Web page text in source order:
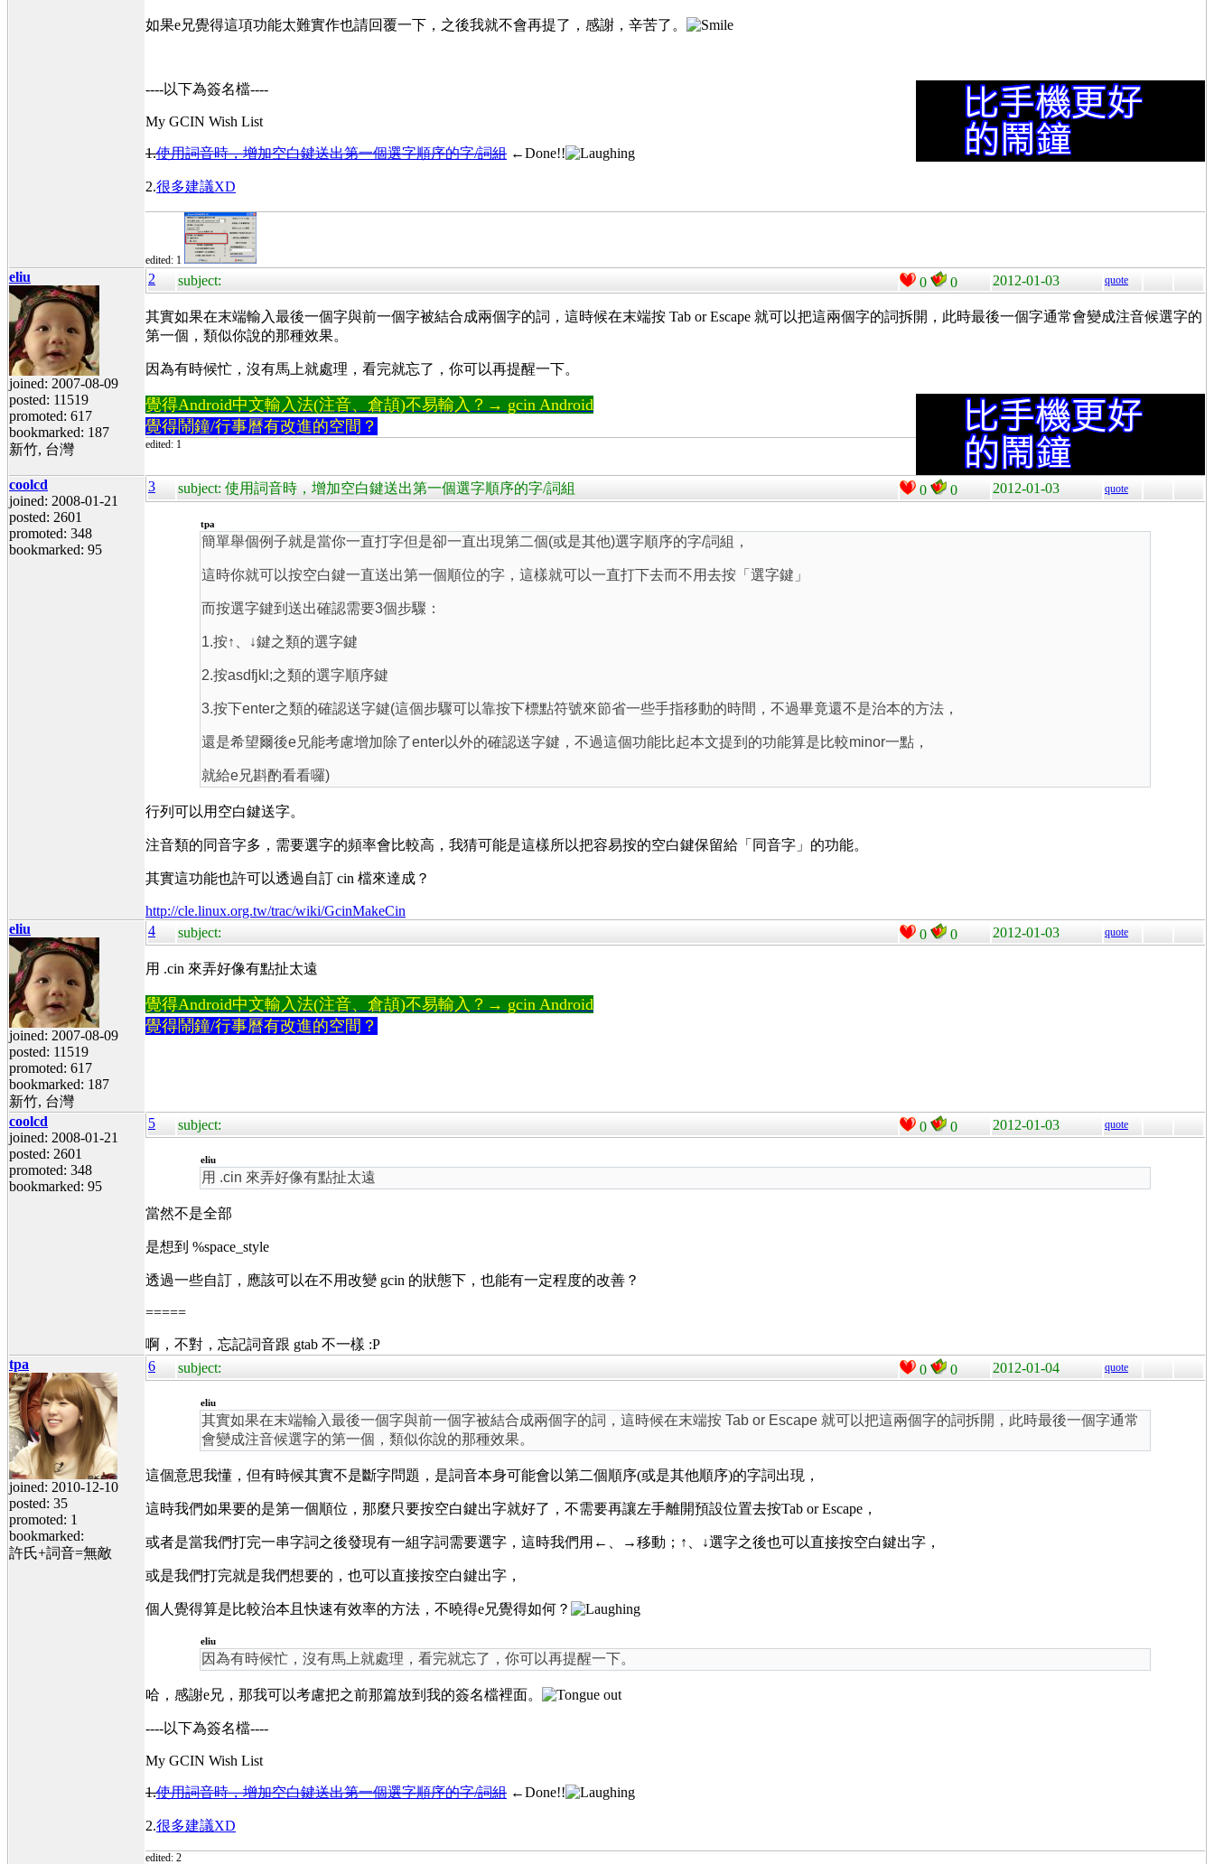
如果e兄覺得這項功能太難實作也請回覆一下，之後我就不會再提了，感謝，辛苦了。
----以下為簽名檔----
My GCIN Wish List
1.使用詞音時，增加空白鍵送出第一個選字順序的字/詞組 ←Done!!
2.很多建議XD
edited: 1
eliu
joined: 2007-08-09
posted: 11519
promoted: 617
bookmarked: 187
新竹, 台灣
2 subject: 0 0 2012-01-03 quote
其實如果在末端輸入最後一個字與前一個字被結合成兩個字的詞，這時候在末端按 Tab or Escape 就可以把這兩個字的詞拆開，此時最後一個字通常會變成注音候選字的
第一個，類似你說的那種效果。
因為有時候忙，沒有馬上就處理，看完就忘了，你可以再提醒一下。
覺得Android中文輸入法(注音、倉頡)不易輸入？→ gcin Android
覺得鬧鐘/行事曆有改進的空間？
edited: 1
coolcd
joined: 2008-01-21
posted: 2601
promoted: 348
bookmarked: 95
3 subject: 使用詞音時，增加空白鍵送出第一個選字順序的字/詞組 0 0 2012-01-03 quote
tpa
簡單舉個例子就是當你一直打字但是卻一直出現第二個(或是其他)選字順序的字/詞組，
這時你就可以按空白鍵一直送出第一個順位的字，這樣就可以一直打下去而不用去按「選字鍵」
而按選字鍵到送出確認需要3個步驟：
1.按↑、↓鍵之類的選字鍵
2.按asdfjkl;之類的選字順序鍵
3.按下enter之類的確認送字鍵(這個步驟可以靠按下標點符號來節省一些手指移動的時間，不過畢竟還不是治本的方法，
還是希望爾後e兄能考慮增加除了enter以外的確認送字鍵，不過這個功能比起本文提到的功能算是比較minor一點，
就給e兄斟酌看看囉)
行列可以用空白鍵送字。
注音類的同音字多，需要選字的頻率會比較高，我猜可能是這樣所以把容易按的空白鍵保留給「同音字」的功能。
其實這功能也許可以透過自訂 cin 檔來達成？
http://cle.linux.org.tw/trac/wiki/GcinMakeCin
eliu
joined: 2007-08-09
posted: 11519
promoted: 617
bookmarked: 187
新竹, 台灣
4 subject: 0 0 2012-01-03 quote
用 .cin 來弄好像有點扯太遠
覺得Android中文輸入法(注音、倉頡)不易輸入？→ gcin Android
覺得鬧鐘/行事曆有改進的空間？
coolcd
joined: 2008-01-21
posted: 2601
promoted: 348
bookmarked: 95
5 subject: 0 0 2012-01-03 quote
eliu
用 .cin 來弄好像有點扯太遠
當然不是全部
是想到 %space_style
透過一些自訂，應該可以在不用改變 gcin 的狀態下，也能有一定程度的改善？
=====
啊，不對，忘記詞音跟 gtab 不一樣 :P
tpa
joined: 2010-12-10
posted: 35
promoted: 1
bookmarked:
許氏+詞音=無敵
6 subject: 0 0 2012-01-04 quote
eliu
其實如果在末端輸入最後一個字與前一個字被結合成兩個字的詞，這時候在末端按 Tab or Escape 就可以把這兩個字的詞拆開，此時最後一個字通常
會變成注音候選字的第一個，類似你說的那種效果。
這個意思我懂，但有時候其實不是斷字問題，是詞音本身可能會以第二個順序(或是其他順序)的字詞出現，
這時我們如果要的是第一個順位，那麼只要按空白鍵出字就好了，不需要再讓左手離開預設位置去按Tab or Escape，
或者是當我們打完一串字詞之後發現有一組字詞需要選字，這時我們用←、→移動；↑、↓選字之後也可以直接按空白鍵出字，
或是我們打完就是我們想要的，也可以直接按空白鍵出字，
個人覺得算是比較治本且快速有效率的方法，不曉得e兄覺得如何？
eliu
因為有時候忙，沒有馬上就處理，看完就忘了，你可以再提醒一下。
哈，感謝e兄，那我可以考慮把之前那篇放到我的簽名檔裡面。
----以下為簽名檔----
My GCIN Wish List
1.使用詞音時，增加空白鍵送出第一個選字順序的字/詞組 ←Done!!
2.很多建議XD
edited: 2